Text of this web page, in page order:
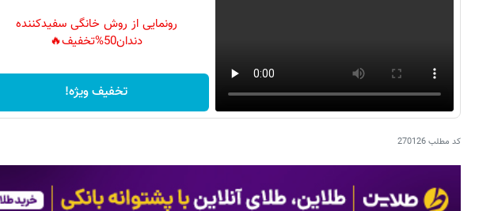
رونمایی از روش خانگی سفیدکننده
دندان50%تخفیف🔥
تخفیف ویژه!
کد مطلب270126